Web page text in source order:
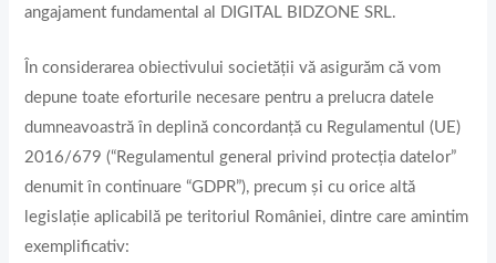
angajament fundamental al DIGITAL BIDZONE SRL.
În considerarea obiectivului societății vă asigurăm că vom
depune toate eforturile necesare pentru a prelucra datele
dumneavoastră în deplină concordanță cu Regulamentul (UE)
2016/679 (“Regulamentul general privind protecția datelor”
denumit în continuare “GDPR”), precum și cu orice altă
legislație aplicabilă pe teritoriul României, dintre care amintim
exemplificativ: